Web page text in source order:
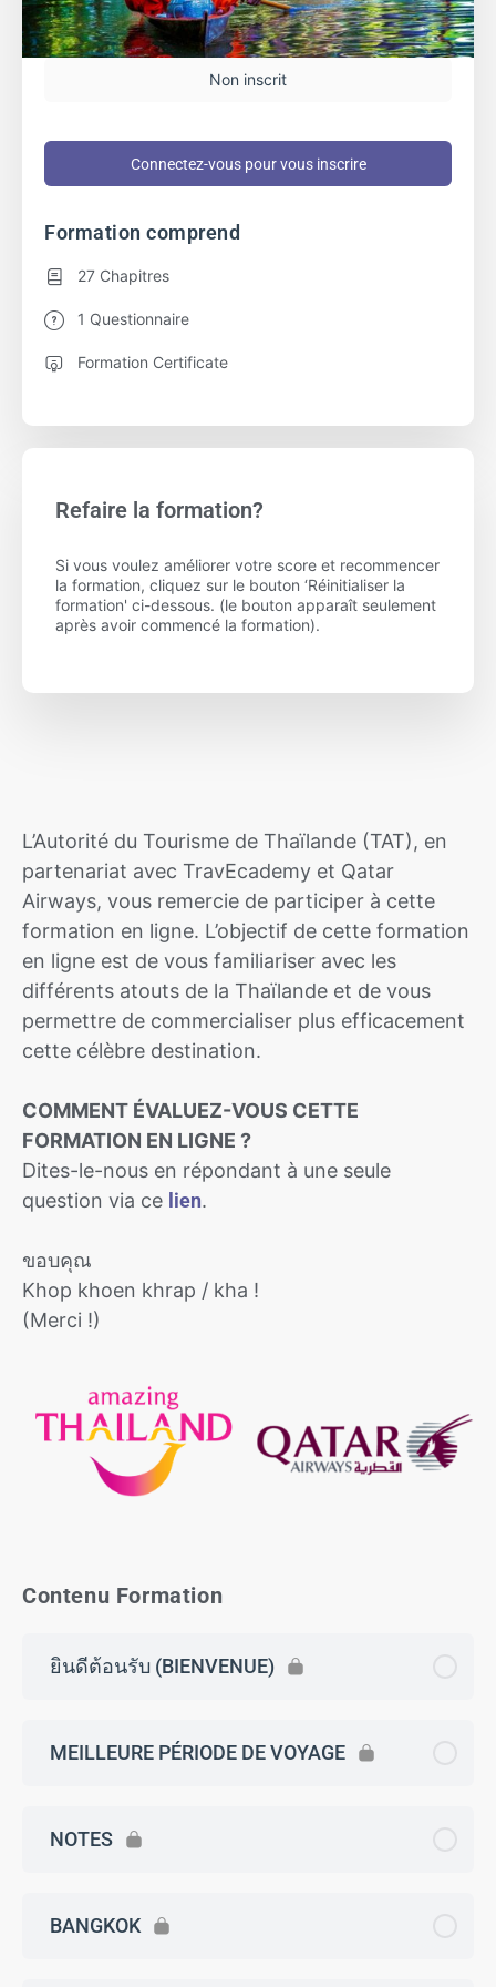
L’Autorité du Tourisme de Thaïlande (TAT), en
partenariat avec TravEcademy et Qatar
Airways, vous remercie de participer à cette
formation en ligne. L’objectif de cette formation
en ligne est de vous familiariser avec les
différents atouts de la Thaïlande et de vous
permettre de commercialiser plus efficacement
cette célèbre destination.
COMMENT ÉVALUEZ-VOUS CETTE
FORMATION EN LIGNE ?
Dites-le-nous en répondant à une seule
question via ce lien.
ขอบคุณ
Khop khoen khrap / kha !
(Merci !)
Contenu Formation
ยินดีต้อนรับ (BIENVENUE)
MEILLEURE PÉRIODE DE VOYAGE
NOTES
BANGKOK
Non inscrit
Connectez-vous pour vous inscrire
Formation comprend
27 Chapitres
1 Questionnaire
Formation Certificate
Refaire la formation?
Si vous voulez améliorer votre score et recommencer
la formation, cliquez sur le bouton ‘Réinitialiser la
formation' ci-dessous. (le bouton apparaît seulement
après avoir commencé la formation).